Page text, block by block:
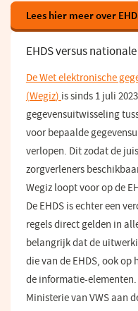
Lees hier meer over
EHDS versus
De Wet elektronische
(Wegiz) is sinds 1 juli
gegevensuitwisseling
voor bepaalde
verlopen. Dit zodat de
zorgverleners
Wegiz loopt voor op de
De EHDS is echter een
regels direct gelden in
belangrijk dat de
die van de EHDS, ook
de informatie-elementen.
Ministerie van VWS aan